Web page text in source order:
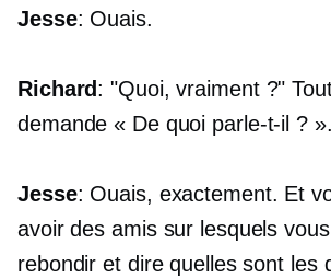
Jesse: Ouais.
Richard: "Quoi, vraiment ?"
demande « De quoi parle-t-il ? ».
Jesse: Ouais, exactement. Et
avoir des amis sur lesquels
rebondir et dire quelles sont les